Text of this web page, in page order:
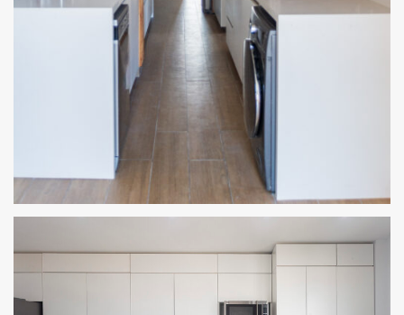
1.2.1 REMODELACIÓN DE COCINA EN CALLE JUNCAL